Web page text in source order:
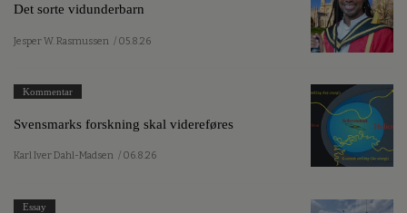
Det sorte vidunderbarn
Jesper W. Rasmussen / 05.8.26
Kommentar
Svensmarks forskning skal videreføres
Karl Iver Dahl-Madsen / 06.8.26
Essay